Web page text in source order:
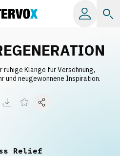
ruhige Klänge für Versöhnung,
und neugewonnene Inspiration.
Relief